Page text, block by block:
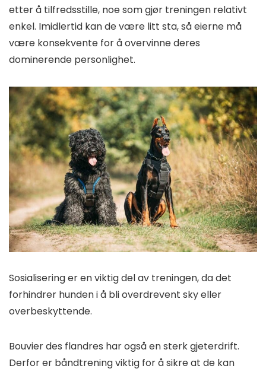
etter å tilfredsstille, noe som gjør treningen relativt
enkel. Imidlertid kan de være litt sta, så eierne må
være konsekvente for å overvinne deres
dominerende personlighet.
Sosialisering er en viktig del av treningen, da det
forhindrer hunden i å bli overdrevent sky eller
overbeskyttende.
Bouvier des flandres har også en sterk gjeterdrift.
Derfor er båndtrening viktig for å sikre at de kan